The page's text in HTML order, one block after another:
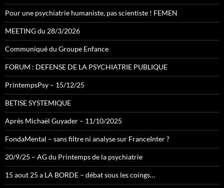
Pour une psychiatrie humaniste, pas scientiste ! FEMEN
MEETING du 28/3/2026
Communiqué du Groupe Enfance
FORUM : DEFENSE DE LA PSYCHIATRIE PUBLIQUE
PrintempsPsy – 15/12/25
BETISE SYSTEMIQUE
Après Michaël Guyader – 11/10/2025
FondaMental – sans filtre ni analyse sur FranceInter ?
20/9/25 – AG du Printemps de la psychiatrie
15 aout 25 a LA BORDE – débat sous les coings…